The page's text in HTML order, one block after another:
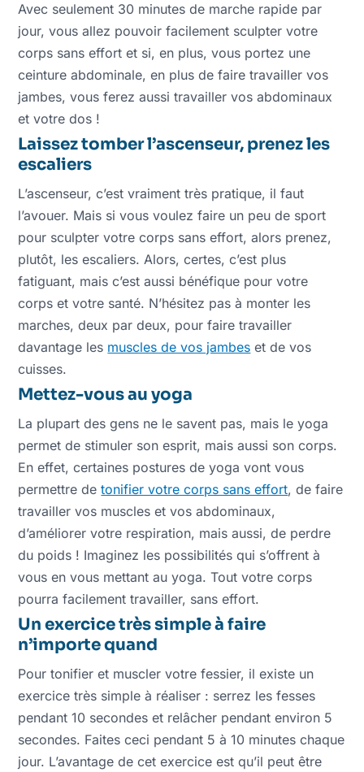
Avec seulement 30 minutes de marche rapide par
jour, vous allez pouvoir facilement sculpter votre
corps sans effort et si, en plus, vous portez une
ceinture abdominale, en plus de faire travailler vos
jambes, vous ferez aussi travailler vos abdominaux
et votre dos !
Laissez tomber l’ascenseur, prenez les
escaliers
L’ascenseur, c’est vraiment très pratique, il faut
l’avouer. Mais si vous voulez faire un peu de sport
pour sculpter votre corps sans effort, alors prenez,
plutôt, les escaliers. Alors, certes, c’est plus
fatiguant, mais c’est aussi bénéfique pour votre
corps et votre santé. N’hésitez pas à monter les
marches, deux par deux, pour faire travailler
davantage les muscles de vos jambes et de vos
cuisses.
Mettez-vous au yoga
La plupart des gens ne le savent pas, mais le yoga
permet de stimuler son esprit, mais aussi son corps.
En effet, certaines postures de yoga vont vous
permettre detonifier votre corps sans effort, de faire
travailler vos muscles et vos abdominaux,
d’améliorer votre respiration, mais aussi, de perdre
du poids ! Imaginez les possibilités qui s’offrent à
vous en vous mettant au yoga. Tout votre corps
pourra facilement travailler, sans effort.
Un exercice très simple à faire
n’importe quand
Pour tonifier et muscler votre fessier, il existe un
exercice très simple à réaliser : serrez les fesses
pendant 10 secondes et relâcher pendant environ 5
secondes. Faites ceci pendant 5 à 10 minutes chaque
jour. L’avantage de cet exercice est qu’il peut être